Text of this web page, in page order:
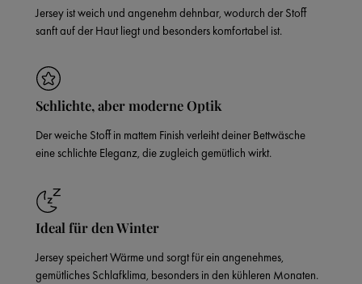
Jersey ist weich und angenehm dehnbar, wodurch der Stoff
sanft auf der Haut liegt und besonders komfortabel ist.
Schlichte, aber moderne Optik
Der weiche Stoff in mattem Finish verleiht deiner Bettwäsche
eine schlichte Eleganz, die zugleich gemütlich wirkt.
Ideal für den Winter
Jersey speichert Wärme und sorgt für ein angenehmes,
gemütliches Schlafklima, besonders in den kühleren Monaten.